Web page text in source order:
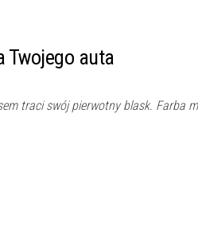
Twojego auta
traci swój pierwotny blask. Farba